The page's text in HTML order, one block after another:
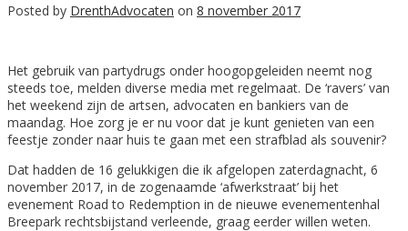
Posted by DrenthAdvocaten on 8 november 2017
Het gebruik van partydrugs onder hoogopgeleiden neemt nog
steeds toe, melden diverse media met regelmaat. De ‘ravers’ van
het weekend zijn de artsen, advocaten en bankiers van de
maandag. Hoe zorg je er nu voor dat je kunt genieten van een
feestje zonder naar huis te gaan met een strafblad als souvenir?
Dat hadden de 16 gelukkigen die ik afgelopen zaterdagnacht, 6
november 2017, in de zogenaamde ‘afwerkstraat’ bij het
evenement Road to Redemption in de nieuwe evenementenhal
Breepark rechtsbijstand verleende, graag eerder willen weten.